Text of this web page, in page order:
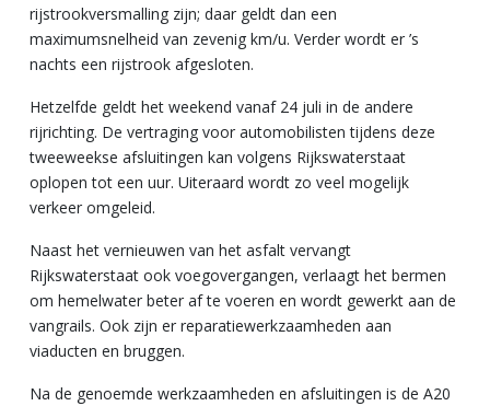
rijstrookversmalling zijn; daar geldt dan een
maximumsnelheid van zevenig km/u. Verder wordt er ’s
nachts een rijstrook afgesloten.
Hetzelfde geldt het weekend vanaf 24 juli in de andere
rijrichting. De vertraging voor automobilisten tijdens deze
tweeweekse afsluitingen kan volgens Rijkswaterstaat
oplopen tot een uur. Uiteraard wordt zo veel mogelijk
verkeer omgeleid.
Naast het vernieuwen van het asfalt vervangt
Rijkswaterstaat ook voegovergangen, verlaagt het bermen
om hemelwater beter af te voeren en wordt gewerkt aan de
vangrails. Ook zijn er reparatiewerkzaamheden aan
viaducten en bruggen.
Na de genoemde werkzaamheden en afsluitingen is de A20